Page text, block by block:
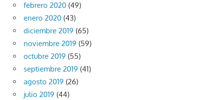
febrero 2020 (49)
enero 2020 (43)
diciembre 2019 (65)
noviembre 2019 (59)
octubre 2019 (55)
septiembre 2019 (41)
agosto 2019 (26)
julio 2019 (44)